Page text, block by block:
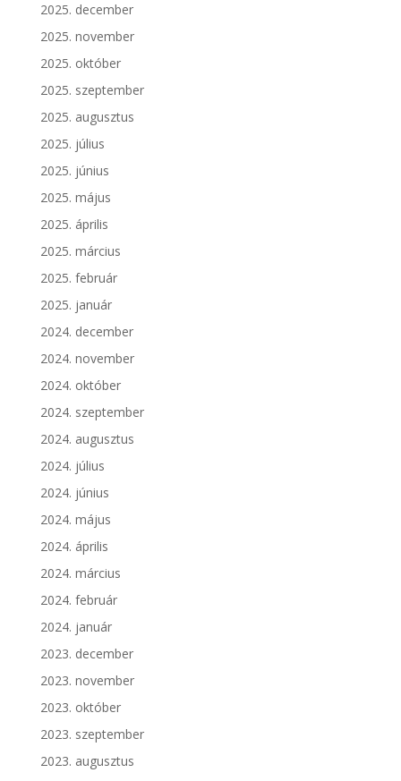
2025. december
2025. november
2025. október
2025. szeptember
2025. augusztus
2025. július
2025. június
2025. május
2025. április
2025. március
2025. február
2025. január
2024. december
2024. november
2024. október
2024. szeptember
2024. augusztus
2024. július
2024. június
2024. május
2024. április
2024. március
2024. február
2024. január
2023. december
2023. november
2023. október
2023. szeptember
2023. augusztus